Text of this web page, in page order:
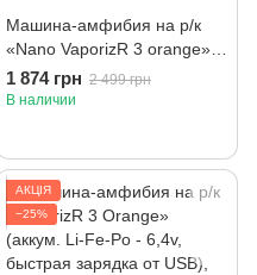
Машина-амфибия на р/к
«Nano VaporizR 3 orange»
(4хАА бат. - нет в компл.),
оранжевый
1 874 грн 2 499 грн
В наличии
АКЦІЯ
−25%